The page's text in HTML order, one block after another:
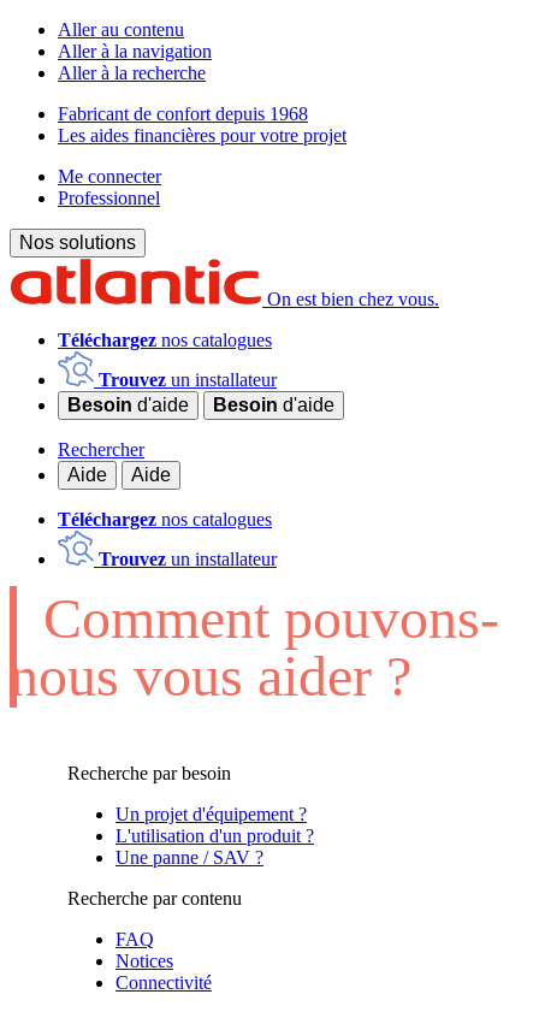
Aller au contenu
Aller à la navigation
Aller à la recherche
Fabricant de confort depuis 1968
Les aides financières pour votre projet
Me connecter
Professionnel
Nos solutions
On est bien chez vous.
Téléchargez nos catalogues
Trouvez un installateur
Besoin d'aide Besoin d'aide
Rechercher
Aide
Aide
Téléchargez nos catalogues
Trouvez un installateur
Comment pouvons-
nous vous aider ?
Recherche par besoin
Un projet d'équipement ?
L'utilisation d'un produit ?
Une panne / SAV ?
Recherche par contenu
FAQ
Notices
Connectivité